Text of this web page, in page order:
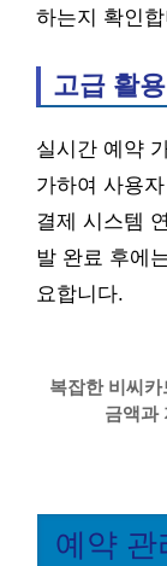
하는지 확인
고급 활
실시간 예약
가하여 사용
결제 시스템
발 완료 후에
요합니다.
복잡한 비씨
금액과
예약 관